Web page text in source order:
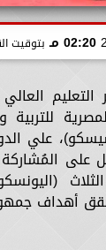
02:20 مـ بتوقيت
للتربية
علي
على
أهداف